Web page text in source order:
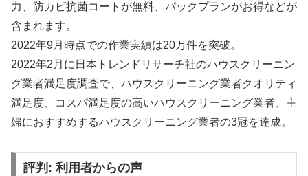
力、防カビ抗菌コートが無料、パックプランがお得などが
含まれます。
2022年9月時点での作業実績は20万件を突破。
2022年2月に日本トレンドリサーチ社のハウスクリーニン
グ業者満足度調査で、ハウスクリーニング業者クオリティ
満足度、コスパ満足度の高いハウスクリーニング業者、主
婦におすすめするハウスクリーニング業者の3冠を達成。
評判: 利用者からの声